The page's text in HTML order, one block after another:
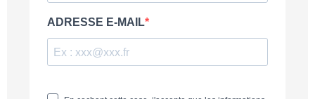
ADRESSE E-MAIL